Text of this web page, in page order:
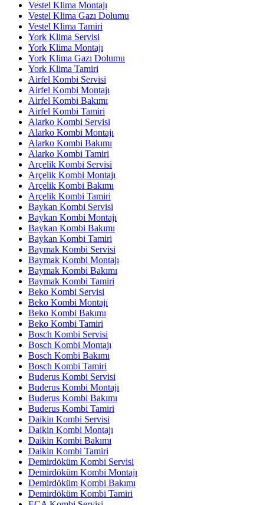
Vestel Klima Montajı
Vestel Klima Gazı Dolumu
Vestel Klima Tamiri
York Klima Servisi
York Klima Montajı
York Klima Gazı Dolumu
York Klima Tamiri
Airfel Kombi Servisi
Airfel Kombi Montajı
Airfel Kombi Bakımı
Airfel Kombi Tamiri
Alarko Kombi Servisi
Alarko Kombi Montajı
Alarko Kombi Bakımı
Alarko Kombi Tamiri
Arçelik Kombi Servisi
Arçelik Kombi Montajı
Arçelik Kombi Bakımı
Arçelik Kombi Tamiri
Baykan Kombi Servisi
Baykan Kombi Montajı
Baykan Kombi Bakımı
Baykan Kombi Tamiri
Baymak Kombi Servisi
Baymak Kombi Montajı
Baymak Kombi Bakımı
Baymak Kombi Tamiri
Beko Kombi Servisi
Beko Kombi Montajı
Beko Kombi Bakımı
Beko Kombi Tamiri
Bosch Kombi Servisi
Bosch Kombi Montajı
Bosch Kombi Bakımı
Bosch Kombi Tamiri
Buderus Kombi Servisi
Buderus Kombi Montajı
Buderus Kombi Bakımı
Buderus Kombi Tamiri
Daikin Kombi Servisi
Daikin Kombi Montajı
Daikin Kombi Bakımı
Daikin Kombi Tamiri
Demirdöküm Kombi Servisi
Demirdöküm Kombi Montajı
Demirdöküm Kombi Bakımı
Demirdöküm Kombi Tamiri